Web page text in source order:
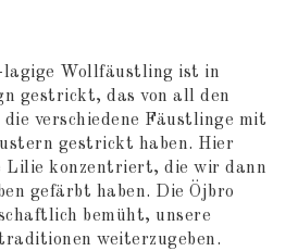
lagige Wollfäustling ist in
gestrickt, das von all den
verschiedene Fäustlinge mit
gestrickt haben. Hier
Lilie konzentriert, die wir dann
gefärbt haben. Die Öjbro
bemüht, unsere
weiterzugeben.